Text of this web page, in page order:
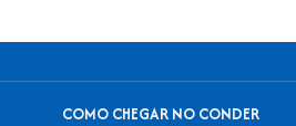
COMO CHEGAR NO CONDER